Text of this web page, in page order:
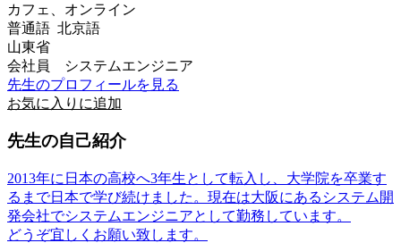
カフェ、オンライン
普通語 北京語
山東省
会社員 システムエンジニア
先生のプロフィールを見る
お気に入りに追加
先生の自己紹介
2013年に日本の高校へ3年生として転入し、大学院を卒業す
るまで日本で学び続けました。現在は大阪にあるシステム開
発会社でシステムエンジニアとして勤務しています。
どうぞ宜しくお願い致します。